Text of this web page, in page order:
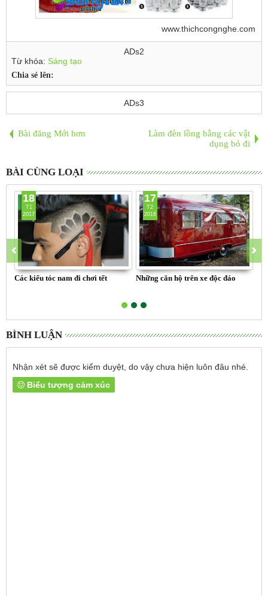
www.thichcongnghe.com
ADs2
Từ khóa: Sáng tạo
Chia sẻ lên:
ADs3
Bài đăng Mới hơn
Làm đèn lồng bằng các vật
dụng bỏ đi
BÀI CÙNG LOẠI
Các kiểu tóc nam đi chơi tết
18
T1
2017
Những căn hộ trên xe độc đáo
17
T2
2016
BÌNH LUẬN
Nhận xét sẽ được kiểm duyệt, do vậy chưa hiện luôn đâu nhé.
Biểu tượng cảm xúc